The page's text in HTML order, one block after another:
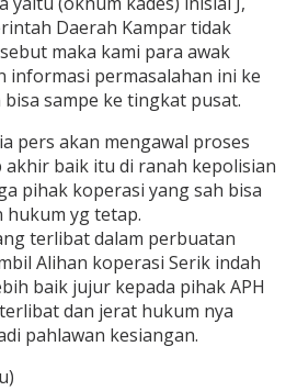
Daerah Kampar tidak
maka kami para awak
informasi permasalahan ini ke
sampe ke tingkat pusat.
pers akan mengawal proses
baik itu di ranah kepolisian
pihak koperasi yang sah bisa
hukum yg tetap.
terlibat dalam perbuatan
Alihan koperasi Serik indah
baik jujur kepada pihak APH
dan jerat hukum nya
pahlawan kesiangan.